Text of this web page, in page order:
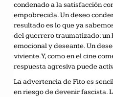
condenado a la satisfacción
empobrecida. Un deseo
resultado es lo que ya
del guerrero traumatizado: un
emocional y deseante. Un
viviente. Y, como en el cine
respuesta agresiva puede
La advertencia de Fito es
en riesgo de devenir fascista.